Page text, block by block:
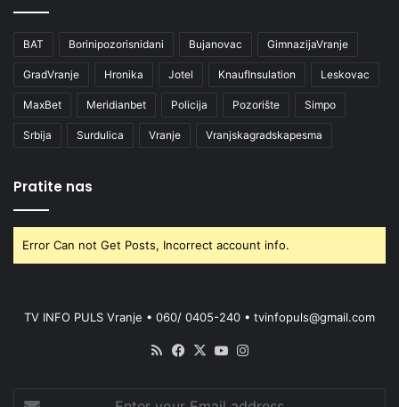
BAT Borinipozorisnidani Bujanovac GimnazijaVranje
GradVranje Hronika Jotel KnaufInsulation Leskovac
MaxBet Meridianbet Policija Pozorište Simpo
Srbija Surdulica Vranje Vranjskagradskapesma
Pratite nas
Error Can not Get Posts, Incorrect account info.
TV INFO PULS Vranje • 060/ 0405-240 • tvinfopuls@gmail.com
RSS Facebook
X YouTube